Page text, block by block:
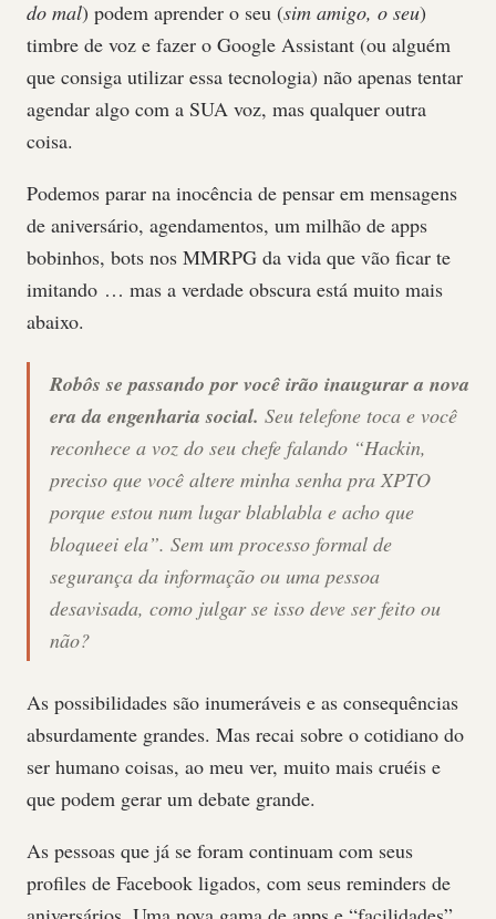
do mal) podem aprender o seu (sim amigo, o seu)
timbre de voz e fazer o Google Assistant (ou alguém
que consiga utilizar essa tecnologia) não apenas tentar
agendar algo com a SUA voz, mas qualquer outra
coisa.
Podemos parar na inocência de pensar em mensagens
de aniversário, agendamentos, um milhão de apps
bobinhos, bots nos MMRPG da vida que vão ficar te
imitando … mas a verdade obscura está muito mais
abaixo.
Robôs se passando por você irão inaugurar a nova
era da engenharia social. Seu telefone toca e você
reconhece a voz do seu chefe falando “Hackin,
preciso que você altere minha senha pra XPTO
porque estou num lugar blablabla e acho que
bloqueei ela”. Sem um processo formal de
segurança da informação ou uma pessoa
desavisada, como julgar se isso deve ser feito ou
não?
As possibilidades são inumeráveis e as consequências
absurdamente grandes. Mas recai sobre o cotidiano do
ser humano coisas, ao meu ver, muito mais cruéis e
que podem gerar um debate grande.
As pessoas que já se foram continuam com seus
profiles de Facebook ligados, com seus reminders de